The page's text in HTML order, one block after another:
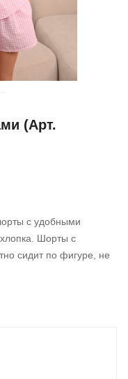
(Арт.
с удобными
Шорты с
сидит по фигуре, не